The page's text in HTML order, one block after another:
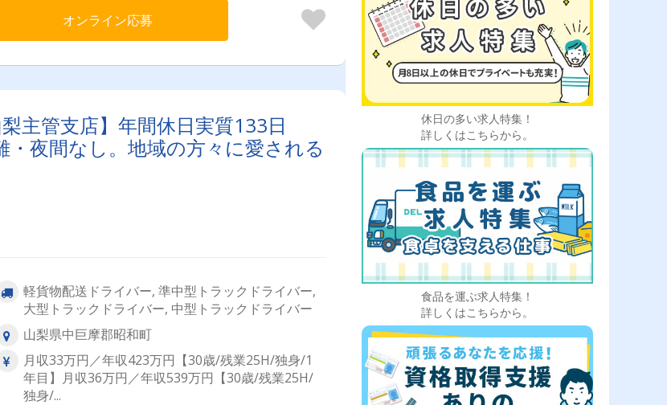
オンライン応募
主管支店】年間休日実質133日
・夜間なし。地域の方々に愛される
軽貨物配送ドライバー, 準中型トラックドライバー,
大型トラックドライバー, 中型トラックドライバー
山梨県中巨摩郡昭和町
月収33万円／年収423万円【30歳/残業25H/独身/1
年目】月収36万円／年収539万円【30歳/残業25H/
独身/...
休日の多い求人特集！
詳しくはこちらから。
食品を運ぶ求人特集！
詳しくはこちらから。